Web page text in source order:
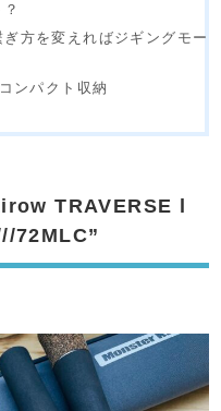
方を変えればジギングモー
ンパクト収納
TRAVERSE l
72MLC”